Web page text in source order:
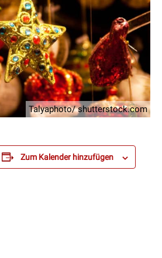
Talyaphoto/ shutterstock.com
Zum Kalender hinzufügen